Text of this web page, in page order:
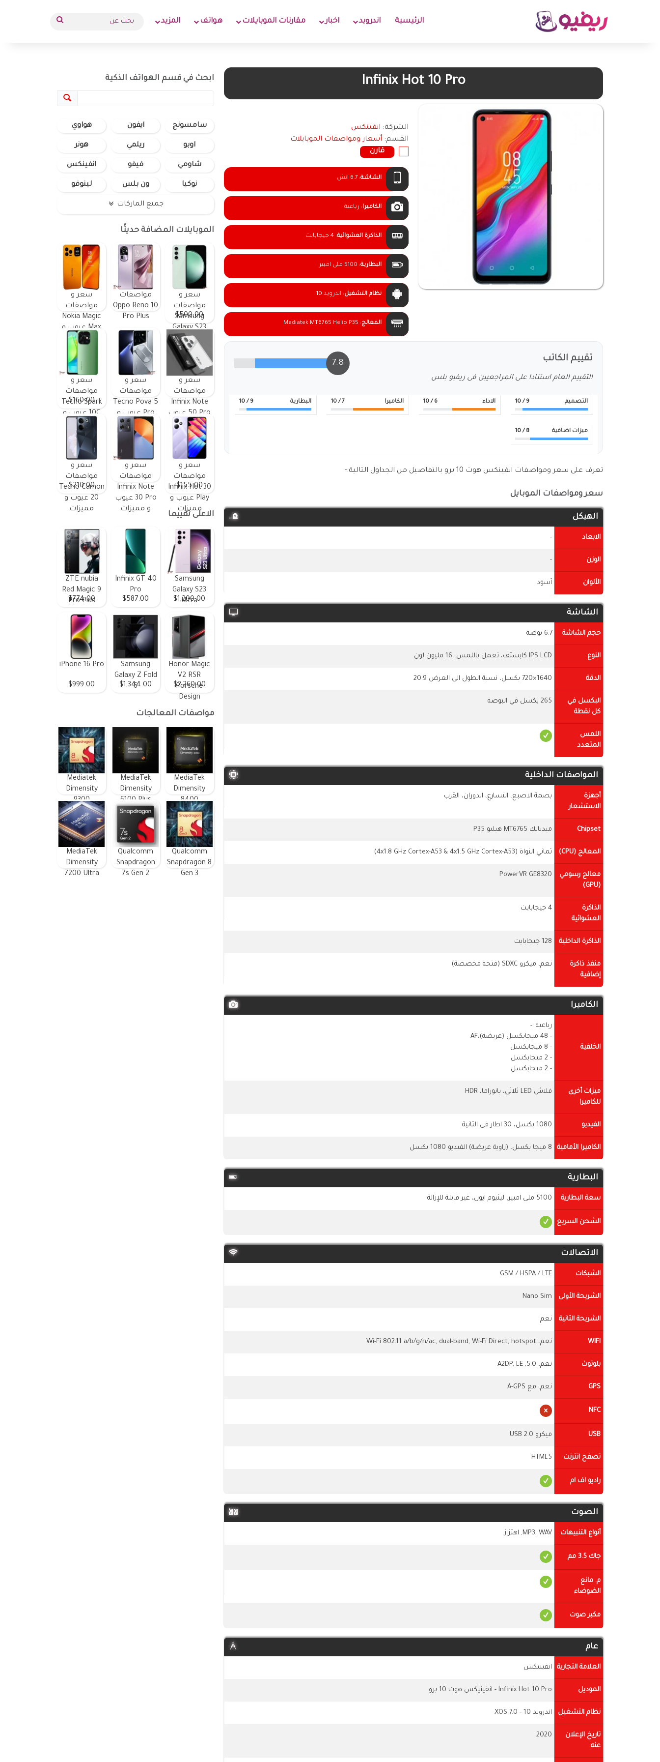
الرئيسية اندرويد اخبار مقارنات الموبايلات هواتف المزيد بحث
Infinix Hot 10 Pro
الشركة: انفينكس
القسم: أسعار ومواصفات الموبايلات
قارن
الشاشة:6.7 انش
الكاميرا: رباعية
الذاكرة العشوائية:4 جيجابايت
البطارية: 5100 ملى امبير
نظام التشغيل: اندرويد 10
المعالج:
Mediatek MT6765 Helio P35
تقييم الكاتب
التقييم العام استنادا على المراجعيين فى ريفيو بلس
7.8
التصميم 9
/ 10 الاداء 6
/ 10 الكاميرا 7
/ 10 البطارية 9
/ 10
ميزات اضافية 8
/ 10
تعرف على سعر ومواصفات انفينكس هوت 10 برو بالتفاصيل من الجداول التالية:-
سعر ومواصفات الموبايل
الهيكل
الابعاد -
الوزن -
الألوان أسود
الشاشة
حجم الشاشة 6.7 بوصة
النوع IPS LCD كابستف، تعمل باللمس، 16 مليون لون
الدقة 1640×720 بكسل، نسبة الطول الى العرض 20:9
البكسل في
كل نقطة
265 بكسل في البوصة
اللمس
المتعدد
المواصفات الداخلية
أجهزة
الاستشعار
بصمة الاصبع، التسارع، الدوران، القرب
Chipset ميدياتك MT6765 هيليو P35
المعالج (CPU) ثماني النواة (4x1.8 GHz Cortex-A53 & 4x1.5 GHz Cortex-A53)
معالج رسومي
(GPU)
PowerVR GE8320
الذاكرة
العشوائية
4 جيجابايت
الذاكرة الداخلية 128 جيجابايت
منفذ ذاكرة
إضافية
نعم، ميكرو SDXC (فتحة مخصصة)
الكاميرا
الخلفية
رباعية :-
- 48 ميجابكسل (عريضه)،AF
- 8 ميجابكسل
- 2 ميجابكسل
- 2 ميجابكسل
ميزات أخرى
للكاميرا
فلاش LED ثلاثي، بانوراما، HDR
الفيديو 1080 بكسل، 30 اطار فى الثانية
الكاميرا الأمامية 8 ميجا بكسل، (زاوية عريضة) الفيديو 1080 بكسل
البطارية
سعة البطارية 5100 ملى امبير، ليثيوم ايون، غير قابلة للإزالة
الشحن السريع
الاتصالات
الشبكات GSM / HSPA / LTE
الشريحة الأولى Nano Sim
الشريحة الثانية نعم
WIFI نعم، Wi-Fi 802.11 a/b/g/n/ac, dual-band, Wi-Fi Direct, hotspot
بلوتوث نعم، 5.0, A2DP, LE
GPS نعم، مع A-GPS
NFC
USB ميكرو USB 2.0
تصفح انترنت HTML5
راديو اف ام
الصوت
أنواع التنبيهات MP3, WAV, اهتزاز
جاك 3.5 مم
م. مانع
الضوضاء
مكبر صوت
عام
العلامة التجارية انفينيكس
الموديل Infinix Hot 10 Pro - انفينيكس هوت 10 برو
نظام التشغيل اندرويد 10 - XOS 7.0
تاريخ الإعلان
عنه
2020
ابحث في قسم الهواتف الذكية
سامسونج ايفون هواوي
اوبو ريلمي هونر
شاومي فيفو انفينكس
نوكيا ون بلس لينوفو
جميع الماركات
الموبايلات المضافة حديثًا
سعر و
مواصفات
Samsung
Galaxy S23
FE ومميزات
وعيوب
$500.00
مواصفات
Oppo Reno 10
Pro Plus
سعر و
مواصفات
Nokia Magic
Max عيوب و
مميزات
سعر و
مواصفات
Infinix Note
50 Pro عيوب
و مميزات
سعر و
مواصفات
Tecno Pova 5
Pro عيوب و
مميزات
سعر و
مواصفات
Tecno Spark
10C عيوب و
مميزات
$160.00
سعر و
مواصفات
Infinix Hot 30
Play عيوب و
مميزات
$155.00
سعر و
مواصفات
Infinix Note
30 Pro عيوب
و مميزات
سعر و
مواصفات
Tecno Camon
20 عيوب و
مميزات
$210.00
الاعلى تقييما
Samsung
Galaxy S23
Ultra
$1,200.00
Infinix GT 40
Pro
$587.00
ZTE nubia
Red Magic 9
Pro Plus
$774.00
Honor Magic
V2 RSR
Porsche
Design
$2,260.00
Samsung
Galaxy Z Fold
6
$1,344.00
iPhone 16 Pro
$999.00
مواصفات المعالجات
MediaTek
Dimensity
8400
MediaTek
Dimensity
6100 Plus
Mediatek
Dimensity
9300
Qualcomm
Snapdragon 8
Gen 3
Qualcomm
Snapdragon
7s Gen 2
MediaTek
Dimensity
7200 Ultra